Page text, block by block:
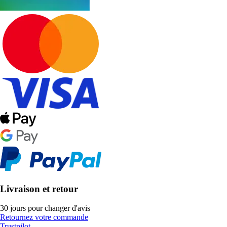
Livraison et retour
30 jours pour changer d'avis
Retournez votre commande